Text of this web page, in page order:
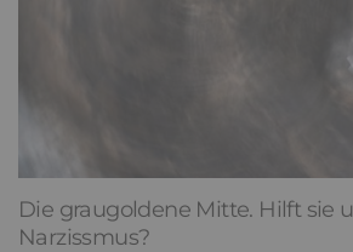
Die graugoldene Mitte. Hilft sie
Narzissmus?